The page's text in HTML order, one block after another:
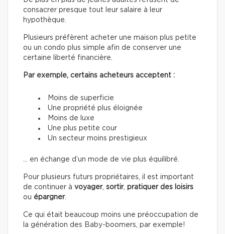
consacrer presque tout leur salaire à leur
hypothèque.
Plusieurs préfèrent acheter une maison plus petite
ou un condo plus simple afin de conserver une
certaine liberté financière.
Par exemple, certains acheteurs acceptent :
Moins de superficie
Une propriété plus éloignée
Moins de luxe
Une plus petite cour
Un secteur moins prestigieux
… en échange d’un mode de vie plus équilibré.
Pour plusieurs futurs propriétaires, il est important
de continuer à voyager, sortir, pratiquer des loisirs
ou épargner.
Ce qui était beaucoup moins une préoccupation de
la génération des Baby-boomers, par exemple!